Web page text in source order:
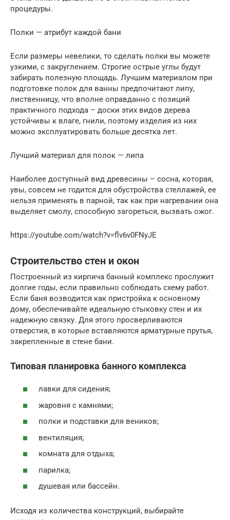
процедуры.
Полки — атрибут каждой бани
Если размеры невелики, то сделать полки вы можете
узкими, с закруглением. Строгие острые углы будут
забирать полезную площадь. Лучшим материалом при
подготовке полок для ванны предпочитают липу,
лиственницу, что вполне оправданно с позиций
практичного подхода – доски этих видов дерева
устойчивы к влаге, гнили, поэтому изделия из них
можно эксплуатировать больше десятка лет.
Лучший материал для полок — липа
Наиболее доступный вид древесины – сосна, которая,
увы, совсем не годится для обустройства стеллажей, ее
нельзя применять в парной, так как при нагревании она
выделяет смолу, способную загореться, вызвать ожог.
https://youtube.com/watch?v=flv6v0FNyJE
Строительство стен и окон
Построенный из кирпича банный комплекс прослужит
долгие годы, если правильно соблюдать схему работ.
Если баня возводится как пристройка к основному
дому, обеспечивайте идеальную стыковку стен и их
надежную связку. Для этого просверливаются
отверстия, в которые вставляются арматурные прутья,
закрепленные в стене бани.
Типовая планировка банного комплекса
лавки для сидения;
жаровня с камнями;
полки и подставки для веников;
вентиляция;
комната для отдыха;
парилка;
душевая или бассейн.
Исходя из количества конструкций, выбирайте